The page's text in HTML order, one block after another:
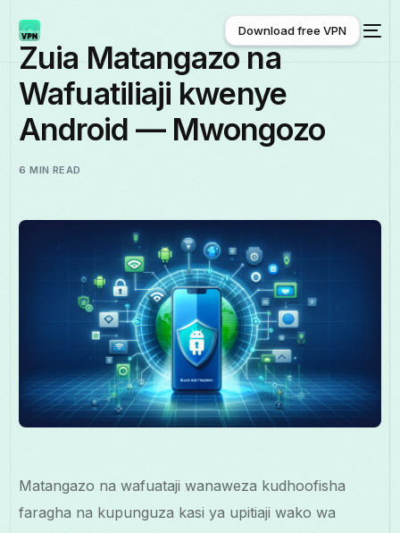
Kiswahili
Download free VPN
Download free VPN
Zuia Matangazo na
Wafuatiliaji kwenye
Android — Mwongozo
6 MIN READ
Matangazo na wafuataji wanaweza kudhoofisha
faragha na kupunguza kasi ya upitiaji wako wa